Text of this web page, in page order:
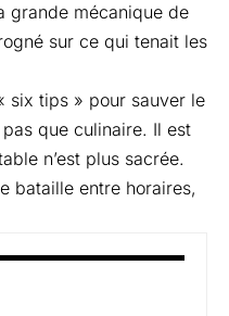
grande mécanique de
sur ce qui tenait les
six tips » pour sauver le
que culinaire. Il est
n’est plus sacrée.
bataille entre horaires,